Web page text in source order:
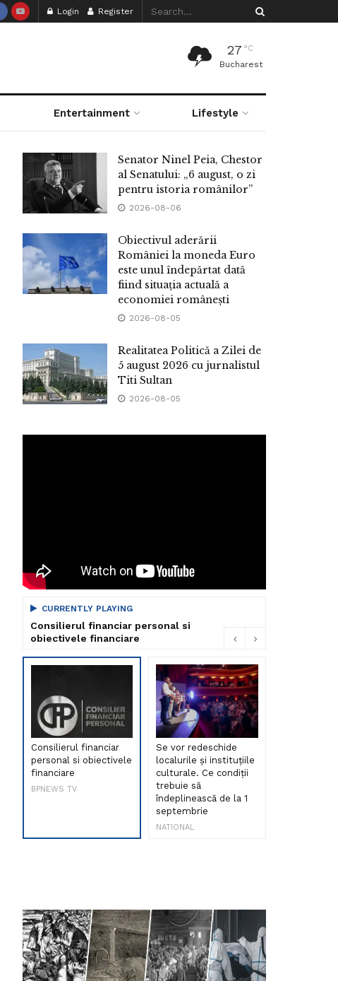
Login Register
27 °C
Bucharest
Entertainment Lifestyle
Senator Ninel Peia, Chestor
al Senatului: „6 august, o zi
pentru istoria românilor”
2026-08-06
Obiectivul aderării
României la moneda Euro
este unul îndepărtat dată
fiind situația actuală a
economiei românești
2026-08-05
Realitatea Politică a Zilei de
5 august 2026 cu jurnalistul
Titi Sultan
2026-08-05
CURRENTLY PLAYING
Consilierul financiar personal si
obiectivele financiare
Consilierul financiar
personal si obiectivele
financiare
BPNEWS TV
Se vor redeschide
localurile și instituțiile
culturale. Ce condiții
trebuie să
îndeplinească de la 1
septembrie
NATIONAL